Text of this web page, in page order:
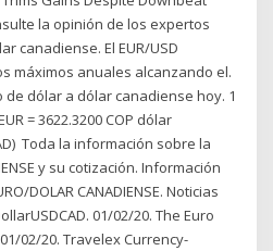
la opinión de los expertos
canadiense. El EUR/USD
máximos anuales alcanzando el.
de dólar a dólar canadiense hoy. 1
= 3622.3200 COP dólar
Toda la información sobre la
y su cotización. Información
DOLAR CANADIENSE. Noticias
01/02/20. The Euro
02/20. Travelex Currency-